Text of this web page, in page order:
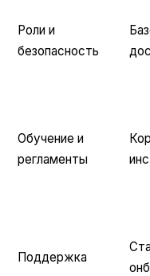
Роли и
безопасность
Обучение и
регламенты
Поддержка